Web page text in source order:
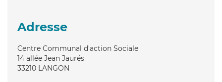
Adresse
Centre Communal d'action Sociale
14 allée Jean Jaurés
33210 LANGON